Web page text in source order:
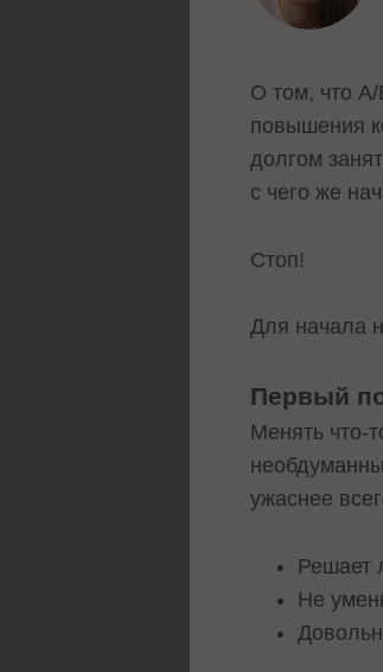
О том, что
повышения
долгом
с чего же
Стоп!
Для начала
Первый
Менять что-
ужаснее
Решает
Не